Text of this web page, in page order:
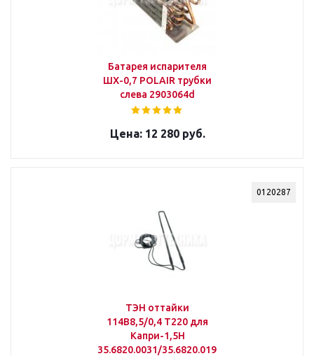
Батарея испарителя
ШХ-0,7 POLAIR трубки
слева 2903064d
12 280 руб.
0120287
ТЭН оттайки
114В8,5/0,4 Т220 для
Капри-1,5Н
35.6820.0031/35.6820.0191